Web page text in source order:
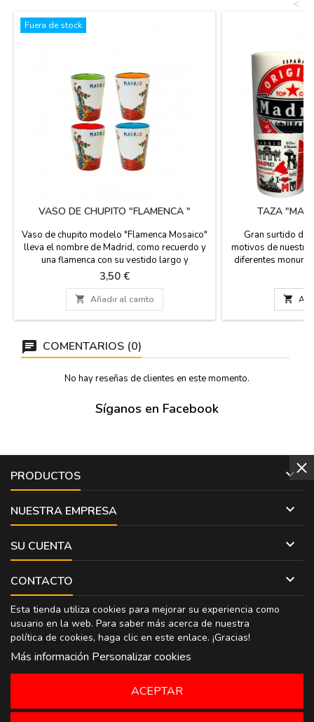
<
Fuera de stock
VASO DE CHUPITO "FLAMENCA "
Vaso de chupito modelo "Flamenca Mosaico"
lleva el nombre de Madrid, como recuerdo y
una flamenca con su vestido largo y
castañuelas. Diferentes colores en su interior
para hacer juego con tu mesa, fabricado en
loza. Medida: 6 cm alto x 5 cm de diámetro.
Precio
3,50 €
 Añadir al carrito
TAZA
Gran surtido de
motivos de nuestra
diferentes
simplemente con
estupendas para
o alguna crema...
gusto y a muy

COMENTARIOS (0)
No hay reseñas de clientes en este momento.
Síganos en Facebook
PRODUCTOS 
NUESTRA EMPRESA 
SU CUENTA 
CONTACTO 
Esta tienda utiliza cookies para mejorar su experiencia como
usuario en la web. Para saber más acerca de nuestra
política de cookies, haga clic en este enlace. ¡Gracias!
Más información Personalizar cookies
ACEPTAR